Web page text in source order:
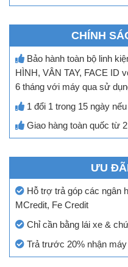
CHÍNH
Bảo hành toàn bộ linh
HÌNH, VÂN TAY, FACE ID
6 tháng với máy qua sử
1 đổi 1 trong 15 ngày
Giao hàng toàn quốc từ
ƯU
Hỗ trợ trả góp các ngân
MCredit, Fe Credit
Chỉ cần bằng lái xe &
Trả trước 20% nhận